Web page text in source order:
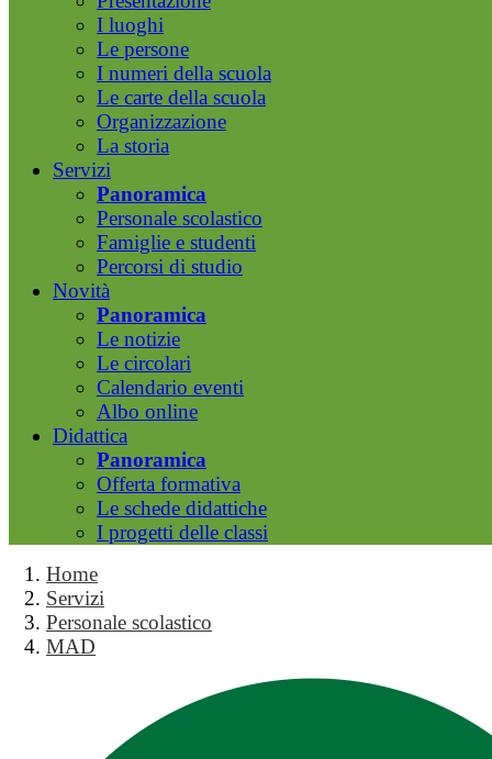
I luoghi
Le persone
I numeri della scuola
Le carte della scuola
Organizzazione
La storia
Servizi
Panoramica
Personale scolastico
Famiglie e studenti
Percorsi di studio
Novità
Panoramica
Le notizie
Le circolari
Calendario eventi
Albo online
Didattica
Panoramica
Offerta formativa
Le schede didattiche
I progetti delle classi
Home
Servizi
Personale scolastico
MAD